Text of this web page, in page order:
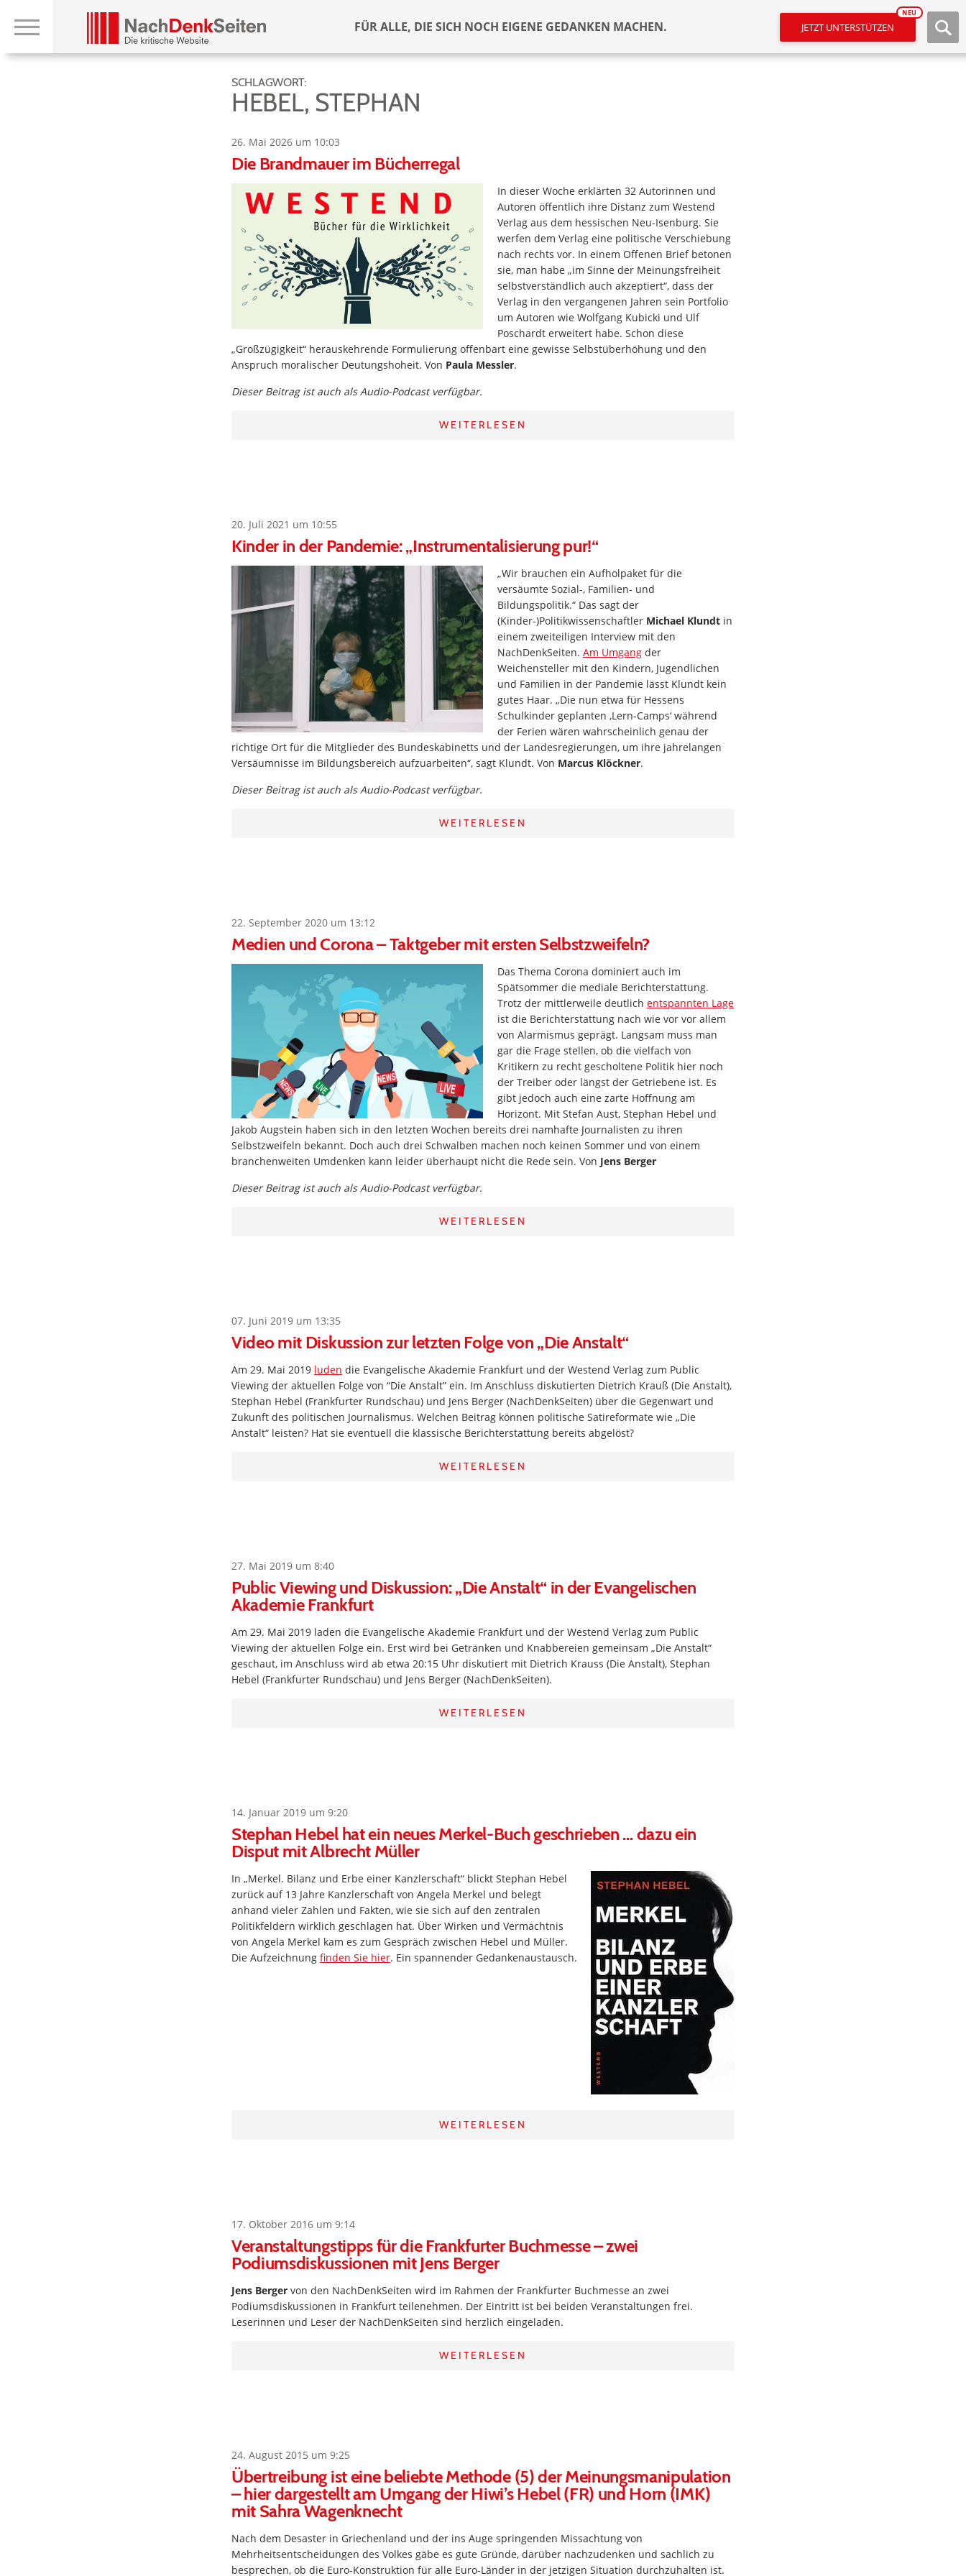
FÜR ALLE, DIE SICH NOCH EIGENE GEDANKEN MACHEN. JETZT UNTERSTÜTZEN
NEU
SCHLAGWORT:
HEBEL, STEPHAN
26. Mai 2026 um 10:03
Die Brandmauer im Bücherregal
In dieser Woche erklärten 32 Autorinnen und
Autoren öffentlich ihre Distanz zum Westend
Verlag aus dem hessischen Neu-Isenburg. Sie
werfen dem Verlag eine politische Verschiebung
nach rechts vor. In einem Offenen Brief betonen
sie, man habe „im Sinne der Meinungsfreiheit
selbstverständlich auch akzeptiert“, dass der
Verlag in den vergangenen Jahren sein Portfolio
um Autoren wie Wolfgang Kubicki und Ulf
Poschardt erweitert habe. Schon diese
„Großzügigkeit“ herauskehrende Formulierung offenbart eine gewisse Selbstüberhöhung und den
Anspruch moralischer Deutungshoheit. Von Paula Messler.
Dieser Beitrag ist auch als Audio-Podcast verfügbar.
WEITERLESEN
20. Juli 2021 um 10:55
Kinder in der Pandemie: „Instrumentalisierung pur!“
„Wir brauchen ein Aufholpaket für die
versäumte Sozial-, Familien- und
Bildungspolitik.“ Das sagt der
(Kinder-)Politikwissenschaftler Michael Klundt in
einem zweiteiligen Interview mit den
NachDenkSeiten. Am Umgang der
Weichensteller mit den Kindern, Jugendlichen
und Familien in der Pandemie lässt Klundt kein
gutes Haar. „Die nun etwa für Hessens
Schulkinder geplanten ‚Lern-Camps‘ während
der Ferien wären wahrscheinlich genau der
richtige Ort für die Mitglieder des Bundeskabinetts und der Landesregierungen, um ihre jahrelangen
Versäumnisse im Bildungsbereich aufzuarbeiten“, sagt Klundt. Von Marcus Klöckner.
Dieser Beitrag ist auch als Audio-Podcast verfügbar.
WEITERLESEN
22. September 2020 um 13:12
Medien und Corona – Taktgeber mit ersten Selbstzweifeln?
Das Thema Corona dominiert auch im
Spätsommer die mediale Berichterstattung.
Trotz der mittlerweile deutlich entspannten Lage
ist die Berichterstattung nach wie vor vor allem
von Alarmismus geprägt. Langsam muss man
gar die Frage stellen, ob die vielfach von
Kritikern zu recht gescholtene Politik hier noch
der Treiber oder längst der Getriebene ist. Es
gibt jedoch auch eine zarte Hoffnung am
Horizont. Mit Stefan Aust, Stephan Hebel und
Jakob Augstein haben sich in den letzten Wochen bereits drei namhafte Journalisten zu ihren
Selbstzweifeln bekannt. Doch auch drei Schwalben machen noch keinen Sommer und von einem
branchenweiten Umdenken kann leider überhaupt nicht die Rede sein. Von Jens Berger
Dieser Beitrag ist auch als Audio-Podcast verfügbar.
WEITERLESEN
07. Juni 2019 um 13:35
Video mit Diskussion zur letzten Folge von „Die Anstalt“
Am 29. Mai 2019 luden die Evangelische Akademie Frankfurt und der Westend Verlag zum Public
Viewing der aktuellen Folge von “Die Anstalt” ein. Im Anschluss diskutierten Dietrich Krauß (Die Anstalt),
Stephan Hebel (Frankfurter Rundschau) und Jens Berger (NachDenkSeiten) über die Gegenwart und
Zukunft des politischen Journalismus. Welchen Beitrag können politische Satireformate wie „Die
Anstalt“ leisten? Hat sie eventuell die klassische Berichterstattung bereits abgelöst?
WEITERLESEN
27. Mai 2019 um 8:40
Public Viewing und Diskussion: „Die Anstalt“ in der Evangelischen
Akademie Frankfurt
Am 29. Mai 2019 laden die Evangelische Akademie Frankfurt und der Westend Verlag zum Public
Viewing der aktuellen Folge ein. Erst wird bei Getränken und Knabbereien gemeinsam „Die Anstalt“
geschaut, im Anschluss wird ab etwa 20:15 Uhr diskutiert mit Dietrich Krauss (Die Anstalt), Stephan
Hebel (Frankfurter Rundschau) und Jens Berger (NachDenkSeiten).
WEITERLESEN
14. Januar 2019 um 9:20
Stephan Hebel hat ein neues Merkel-Buch geschrieben … dazu ein
Disput mit Albrecht Müller
In „Merkel. Bilanz und Erbe einer Kanzlerschaft“ blickt Stephan Hebel
zurück auf 13 Jahre Kanzlerschaft von Angela Merkel und belegt
anhand vieler Zahlen und Fakten, wie sie sich auf den zentralen
Politikfeldern wirklich geschlagen hat. Über Wirken und Vermächtnis
von Angela Merkel kam es zum Gespräch zwischen Hebel und Müller.
Die Aufzeichnung finden Sie hier. Ein spannender Gedankenaustausch.
WEITERLESEN
17. Oktober 2016 um 9:14
Veranstaltungstipps für die Frankfurter Buchmesse – zwei
Podiumsdiskussionen mit Jens Berger
Jens Berger von den NachDenkSeiten wird im Rahmen der Frankfurter Buchmesse an zwei
Podiumsdiskussionen in Frankfurt teilenehmen. Der Eintritt ist bei beiden Veranstaltungen frei.
Leserinnen und Leser der NachDenkSeiten sind herzlich eingeladen.
WEITERLESEN
24. August 2015 um 9:25
Übertreibung ist eine beliebte Methode (5) der Meinungsmanipulation
– hier dargestellt am Umgang der Hiwi’s Hebel (FR) und Horn (IMK)
mit Sahra Wagenknecht
Nach dem Desaster in Griechenland und der ins Auge springenden Missachtung von
Mehrheitsentscheidungen des Volkes gäbe es gute Gründe, darüber nachzudenken und sachlich zu
besprechen, ob die Euro-Konstruktion für alle Euro-Länder in der jetzigen Situation durchzuhalten ist.